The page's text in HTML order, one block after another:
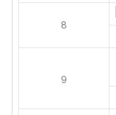
8
9